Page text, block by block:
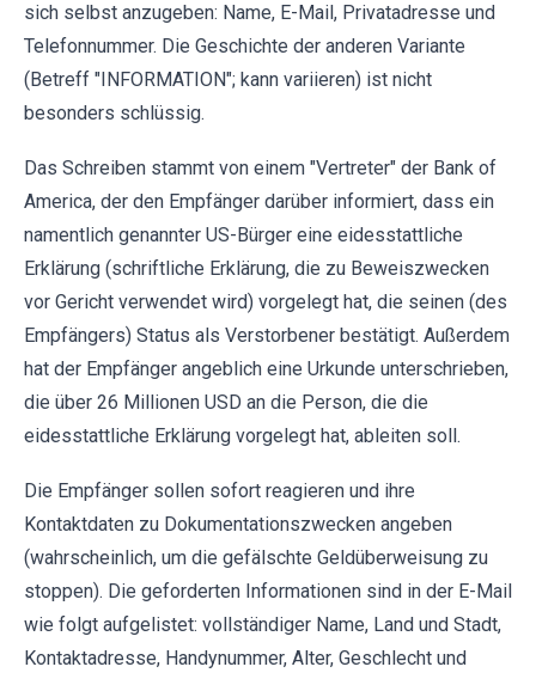
sich selbst anzugeben: Name, E-Mail, Privatadresse und
Telefonnummer. Die Geschichte der anderen Variante
(Betreff "INFORMATION"; kann variieren) ist nicht
besonders schlüssig.
Das Schreiben stammt von einem "Vertreter" der Bank of
America, der den Empfänger darüber informiert, dass ein
namentlich genannter US-Bürger eine eidesstattliche
Erklärung (schriftliche Erklärung, die zu Beweiszwecken
vor Gericht verwendet wird) vorgelegt hat, die seinen (des
Empfängers) Status als Verstorbener bestätigt. Außerdem
hat der Empfänger angeblich eine Urkunde unterschrieben,
die über 26 Millionen USD an die Person, die die
eidesstattliche Erklärung vorgelegt hat, ableiten soll.
Die Empfänger sollen sofort reagieren und ihre
Kontaktdaten zu Dokumentationszwecken angeben
(wahrscheinlich, um die gefälschte Geldüberweisung zu
stoppen). Die geforderten Informationen sind in der E-Mail
wie folgt aufgelistet: vollständiger Name, Land und Stadt,
Kontaktadresse, Handynummer, Alter, Geschlecht und